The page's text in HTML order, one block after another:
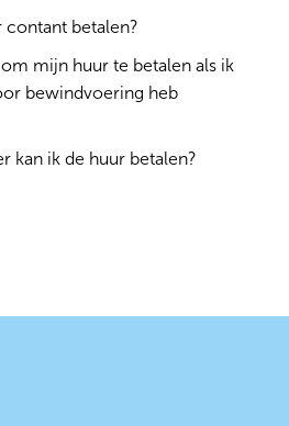
contant betalen?
mijn huur te betalen als ik
bewindvoering heb
kan ik de huur betalen?